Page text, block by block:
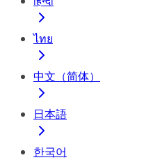
ไทย
中文（简体）
日本語
한국어